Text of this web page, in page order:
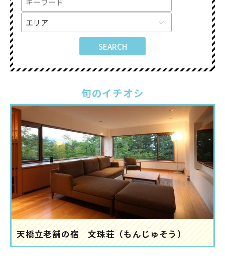
旬のイチオシ
天橋立老舗の宿 文珠荘（もんじゅそう）